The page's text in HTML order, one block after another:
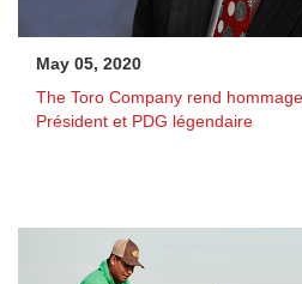
May 05, 2020
The Toro Company rend
Président et PDG légendaire